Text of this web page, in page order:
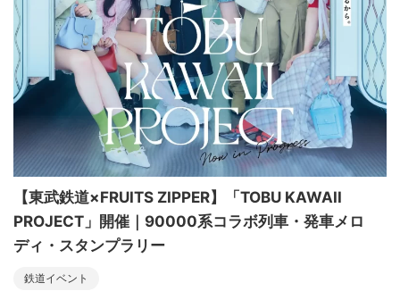
【東武鉄道×FRUITS ZIPPER】「TOBU KAWAII
PROJECT」開催｜90000系コラボ列車・発車メロ
ディ・スタンプラリー
鉄道イベント